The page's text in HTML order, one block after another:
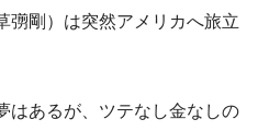
彅剛）は突然アメリカへ旅立
はあるが、ツテなし金なしの